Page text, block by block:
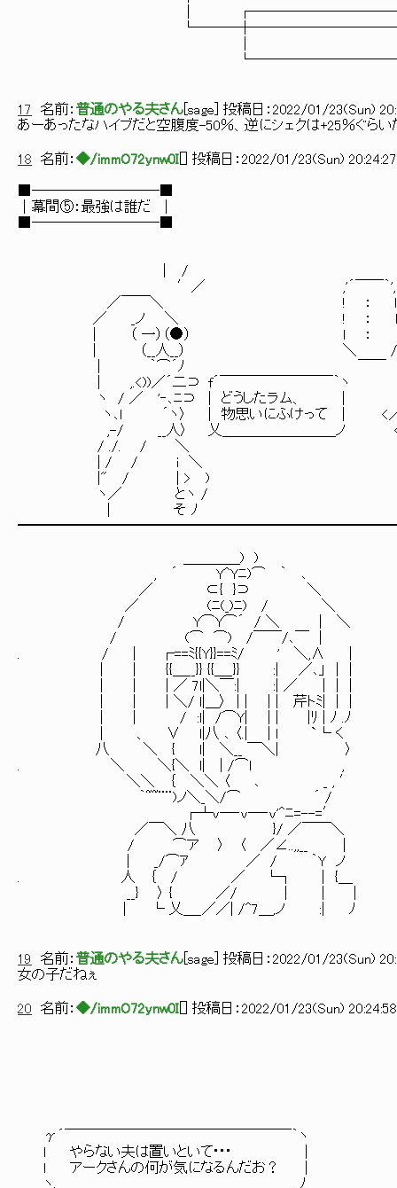
│
17 名前： 普通のやる夫さん sage ] 投稿日： 2022/01/23(Sun)
あーあったなハイブだと空腹度-50％、逆にシェクは+25％ぐら
18 名前： ◆/immO72ynw0I ] 投稿日： 2022/01/23(Sun)
■─────────■
│幕間⑤：最強は誰だ │ : :´: : : :
■─────────■ ／: :.／￣￣:
│ / :.|: ::|: : : :|: : : : : : : : :
′／ ,'´￣￣｀', i : : |: ::|: : : : : : : :
／￣￣＼ ! ： ｌ | |: :|: ::| : : : : ､: :
／ _ノ ＼ ! ： ｌ | |: :|: ∧: : : : :.＼:
| （ 一）（●） ｌ ： ＞ | |X∨ / ､: :
| （__人__） ＼ / |:八: : ／ ＼: :＼
| ｀⌒´ﾉ ￣￣ : : :.＼:.:笊ミﾄ ＼
| ,.<))／´二⊃ f´￣￣￣￣￣￣￣￣｀ヽ /∧:
ヽ / ／ '‐､ﾆ⊃ | どうしたラム、 |
ヽ､ｌ ´ヽ〉 | 物思いにふけって |
,-/ __人〉 乂＿＿＿＿＿＿＿＿ノ
/ ./. / ＼ ＼ ＞--＜:
| / / i ＼ /⌒ ＼ /(／ ／
|" / | > ) { ∥(ﾊ
ヽ／ とヽ / ﾆ=- ∥
| そ ﾉ )---{! (_), }
＿＿＿＿) )
, ´ Y^Yﾆ)⌒ ｀ ､
／ ⊂{ }⊃ ＼
／ (ﾆ(_)ﾆ) / ＼
/ Y⌒Y⌒´ / ＼ | ＼
/ (⌒ ⌒) /￣￣/､￣ |
. / | ┌==ﾐ{{Y}}==ﾐ/ ' ＼,∧ |
| | {{＿__}} {{＿_}} :| ／､」 | |
| | | ／ 7l|＼￣:| :| ／ ｜ | |
| | | ＼/ l|＿〉 | | | | 芹トﾐ| | |
| | / :l| /⌒Y| | | |ﾘ | ﾉ .ﾉ ちょっとね･･･ア
| 、 ∨ l|八 ､ 〈.| | l `└ く
八 ＼ { l| ＼__ ￣＼| 〉
. ＼ ＼{＼ l| | /⌒l , |
＼＼ ｛ ＼＼ 〈 ､ _ , ′
｀~~¨¨)ノ＼_＼/⌒ ´ /
┌┴ｖ―‐v―‐v'^ﾆ=--=′ あんたその長
／￣＼ 八 }/ ／￣￣＼
/ ⌒ア 〉 〈 ／∠..,,__ ｜
| _/⌒ｱ ／ / ｀Y ノ
. 人 ｛ / ／ └┐ | {＿
__} 〉 { ／/ | | |
| └ 乂＿_／／| /^7＿,ノ :| ﾉ
19 名前： 普通のやる夫さん sage ] 投稿日： 2022/01/23(Sun)
女の子だねぇ
20 名前： ◆/immO72ynw0I ] 投稿日： 2022/01/23(Sun)
γ´￣￣￣￣￣￣￣￣￣￣￣￣￣￣￣￣｀ヽ /
l やらない夫は置いといて･･･ | ∥: : :((y)
l アークさんの何が気になるんだお？ | ∥: : : :
ヽ、＿＿＿＿＿＿＿ ＿＿＿＿＿＿＿＿_ ﾉ |: : :